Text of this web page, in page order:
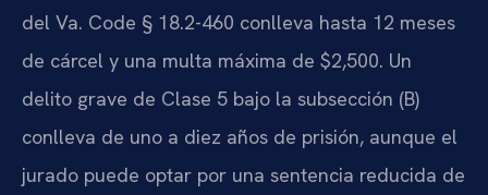
del Va. Code § 18.2-460 conlleva hasta 12 meses
de cárcel y una multa máxima de $2,500. Un
delito grave de Clase 5 bajo la subsección (B)
conlleva de uno a diez años de prisión, aunque el
jurado puede optar por una sentencia reducida de